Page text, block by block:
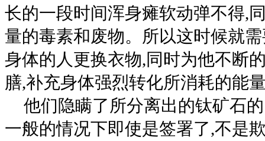
长的一段时间浑身瘫软动弹不得,
量的毒素和废物。所以这时候就
身体的人更换衣物,同时为他不断
膳,补充身体强烈转化所消耗的能
他们隐瞒了所分离出的钛矿石
一般的情况下即使是签署了,不是